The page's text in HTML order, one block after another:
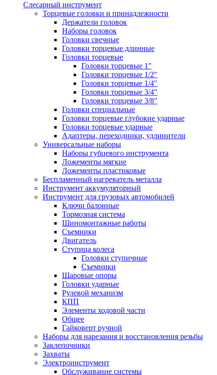
Слесарный инструмент
Торцевые головки и принадлежности
Держатели головок
Наборы головок
Головки свечные
Головки торцевые длинные
Головки торцевые
Головки торцевые 1"
Головки торцевые 1/2"
Головки торцевые 1/4"
Головки торцевые 3/4"
Головки торцевые 3/8"
Головки специальные
Головки торцевые глубокие ударные
Головки торцевые ударные
Адаптеры, переходники, удлинители
Универсальные наборы
Наборы губцевого инструмента
Ложементы мягкие
Ложементы пластиковые
Беспламенный нагреватель металла
Инструмент аккумуляторный
Инструмент для грузовых автомобилей
Ключи балонные
Тормозная система
Шиномонтажные работы
Cъемники
Двигатель
Ступица колеса
Головки ступичные
Cъемники
Шаровые опоры
Головки ударные
Рулевой механизм
КПП
Элементы ходовой части
Общее
Гайковерт ручной
Наборы для нарезания и восстановления резьбы
Заклепочники
Захваты
Электроинструмент
Обслуживание системы